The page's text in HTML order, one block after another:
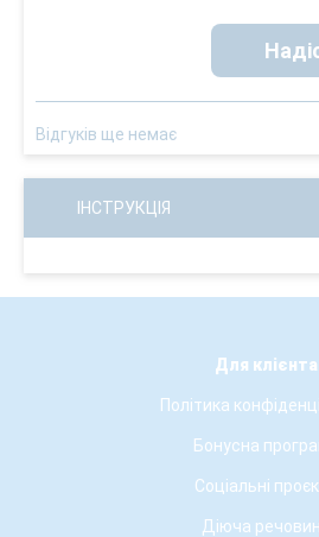
Відгуків ще немає
ІНСТРУКЦІЯ
Для клієнта
Політика
Бонусна
Соціальні
Діюча